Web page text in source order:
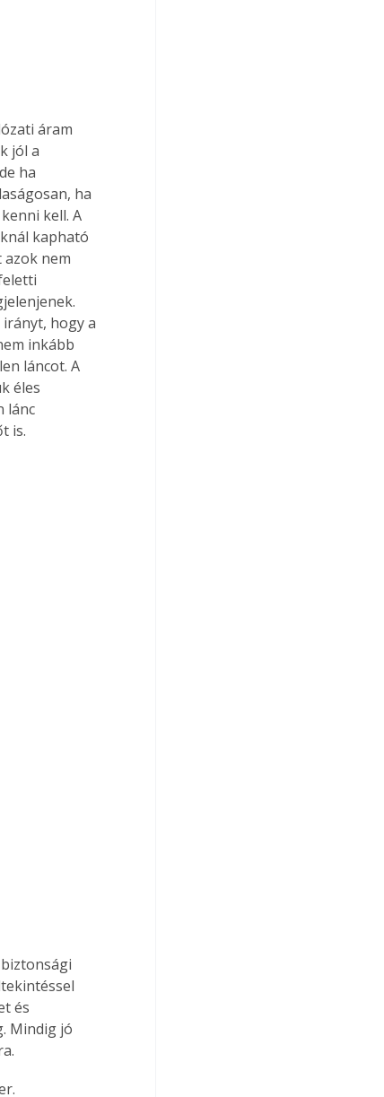
áram
jól a
ha
ha
kell. A
kapható
nem
hogy a
inkább
láncot. A
éles
lánc
is.
és
Mindig jó